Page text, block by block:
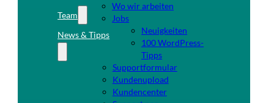
Team
Wo wir arbeiten
Jobs
News & Tipps
Neuigkeiten
100 WordPress-
Tipps
Supportformular
Kundenupload
Kundencenter